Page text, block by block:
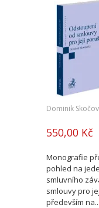
Dominik
550,00 Kč
Monografie
pohled na
smluvního
smlouvy pro
především na...